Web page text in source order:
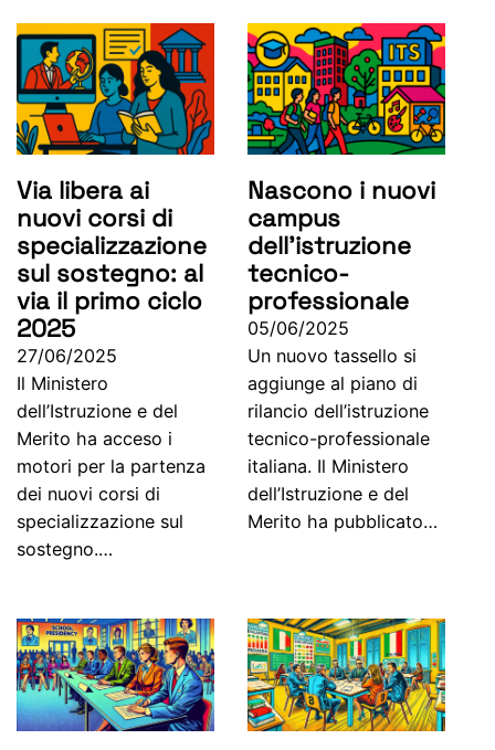
Via libera ai
nuovi corsi di
specializzazione
sul sostegno: al
via il primo ciclo
2025
27/06/2025
Il Ministero
dell’Istruzione e del
Merito ha acceso i
motori per la partenza
dei nuovi corsi di
specializzazione sul
sostegno.…
Nascono i nuovi
campus
dell’istruzione
tecnico-
professionale
05/06/2025
Un nuovo tassello si
aggiunge al piano di
rilancio dell’istruzione
tecnico-professionale
italiana. Il Ministero
dell’Istruzione e del
Merito ha pubblicato…